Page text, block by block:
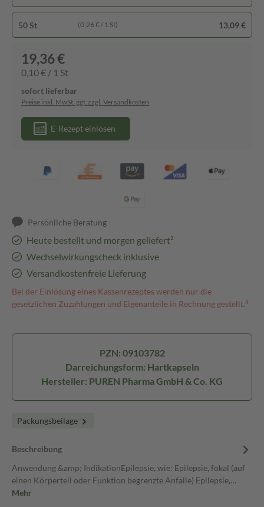
50 St (0,26 € / 1 St) 13,09 €
19,36 €
0,10 € / 1 St
sofort lieferbar
Preise inkl. MwSt. ggf. zzgl. Versandkosten
E-Rezept einlösen
Persönliche Beratung
Heute bestellt und morgen geliefert³
Wechselwirkungscheck inklusive
Versandkostenfreie Lieferung
Bei der Einlösung eines Kassenrezeptes werden nur die
gesetzlichen Zuzahlungen und Eigenanteile in Rechnung gestellt.⁴
PZN: 09103782
Darreichungsform: Hartkapseln
Hersteller: PUREN Pharma GmbH & Co. KG
Packungsbeilage
Beschreibung
Anwendung &amp; IndikationEpilepsie, wie: Epilepsie, fokal (auf
einen Körperteil oder Funktion begrenzte Anfälle) Epilepsie,…
Mehr